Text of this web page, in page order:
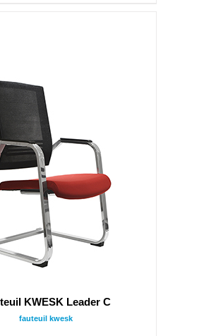
KWESK Leader C
fauteuil kwesk